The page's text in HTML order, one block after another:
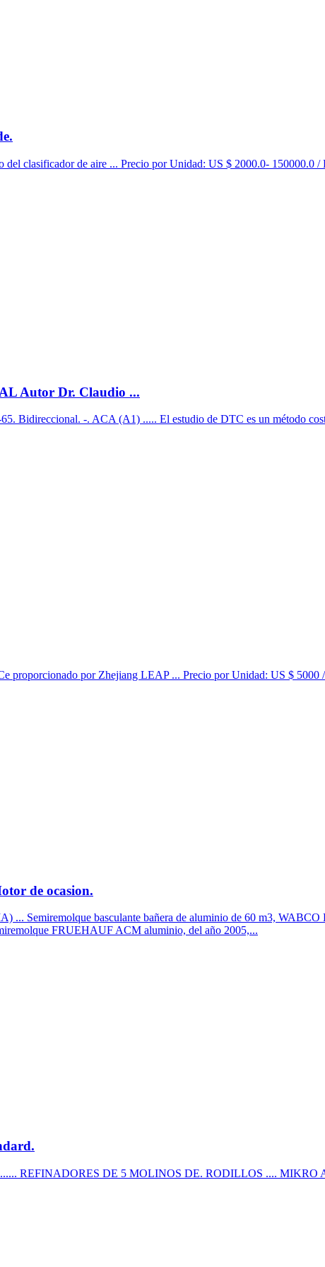
clasificador de aire ... Precio por Unidad: US $ 2000.0- 150000.0
Autor Dr. Claudio ...
Bidireccional. -. ACA (A1) ..... El estudio de DTC es un método
proporcionado por Zhejiang LEAP ... Precio por Unidad: US $ 5000
de ocasion.
... Semiremolque basculante bañera de aluminio de 60 m3,
FRUEHAUF ACM aluminio, del año 2005,...
...... REFINADORES DE 5 MOLINOS DE. RODILLOS ....